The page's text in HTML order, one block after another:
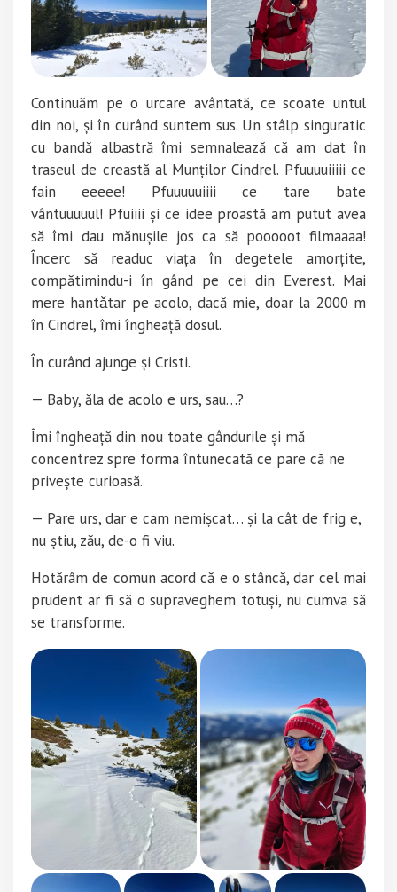
Continuăm pe o urcare avântată, ce scoate untul
din noi, și în curând suntem sus. Un stâlp singuratic
cu bandă albastră îmi semnalează că am dat în
traseul de creastă al Munților Cindrel. Pfuuuuiiiii ce
fain eeeee!
Pfuuuuuiiii
ce tare bate
vântuuuuul! Pfuiiii și ce idee proastă am putut avea
să îmi dau mănușile jos ca să pooooot filmaaaa!
Încerc să readuc viața în degetele amorțite,
compătimindu-i în gând pe cei din Everest. Mai
mere hantǎtar pe acolo, dacă mie, doar la 2000 m
în Cindrel, îmi îngheață dosul.
În curând ajunge și Cristi.
— Baby, ăla de acolo e urs, sau…?
Îmi îngheață din nou toate gândurile și mă
concentrez spre forma întunecată ce pare că ne
privește curioasă.
— Pare urs, dar e cam nemișcat… și la cât de frig e,
nu știu, zău, de-o fi viu.
Hotărâm de comun acord că e o stâncă, dar cel mai
prudent ar fi să o supraveghem totuși, nu cumva să
se transforme.